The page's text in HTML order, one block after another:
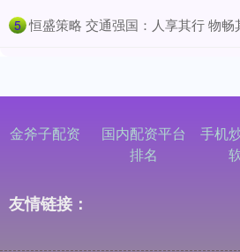
5 恒盛策略 交通强国：人享其行 物畅
金斧子配资
国内配资平台
排名
手机
友情链接：